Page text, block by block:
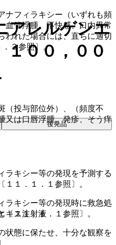
フィラキシー（いずれも頻
血管浮腫、不快感、口内異常
われた場合には、直ちに適切
３参照〕。
（投与部位外）、（頻度不
又は口唇浮腫、発疹、そう痒
キシー等の発現を予測する
１１．１．１参照〕。
キシー等の発現時に救急処
１１．１．１参照〕。
態に保たせ、十分な観察を
。
アレルゲンエ
００，００
後発品
キス注射液